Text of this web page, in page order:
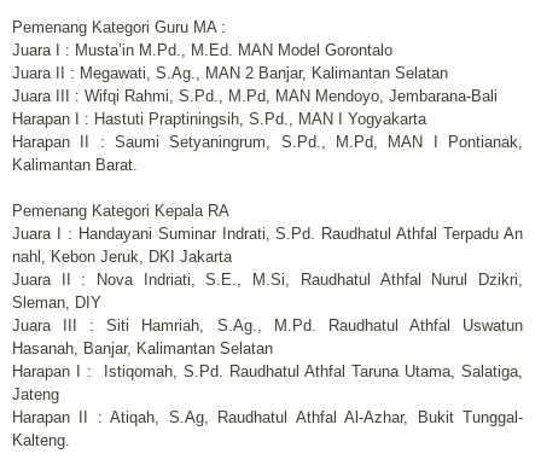
Pemenang Kategori Guru MA :
Juara I : Musta’in M.Pd., M.Ed. MAN Model Gorontalo
Juara II : Megawati, S.Ag., MAN 2 Banjar, Kalimantan Selatan
Juara III : Wifqi Rahmi, S.Pd., M.Pd, MAN Mendoyo, Jembarana-Bali
Harapan I : Hastuti Praptiningsih, S.Pd., MAN I Yogyakarta
Harapan II : Saumi Setyaningrum, S.Pd., M.Pd, MAN I Pontianak,
Kalimantan Barat.
Pemenang Kategori Kepala RA
Juara I : Handayani Suminar Indrati, S.Pd. Raudhatul Athfal Terpadu An
nahl, Kebon Jeruk, DKI Jakarta
Juara II : Nova Indriati, S.E., M.Si, Raudhatul Athfal Nurul Dzikri,
Sleman, DIY
Juara III : Siti Hamriah, S.Ag., M.Pd. Raudhatul Athfal Uswatun
Hasanah, Banjar, Kalimantan Selatan
Harapan I : Istiqomah, S.Pd. Raudhatul Athfal Taruna Utama, Salatiga,
Jateng
Harapan II : Atiqah, S.Ag, Raudhatul Athfal Al-Azhar, Bukit Tunggal-
Kalteng.